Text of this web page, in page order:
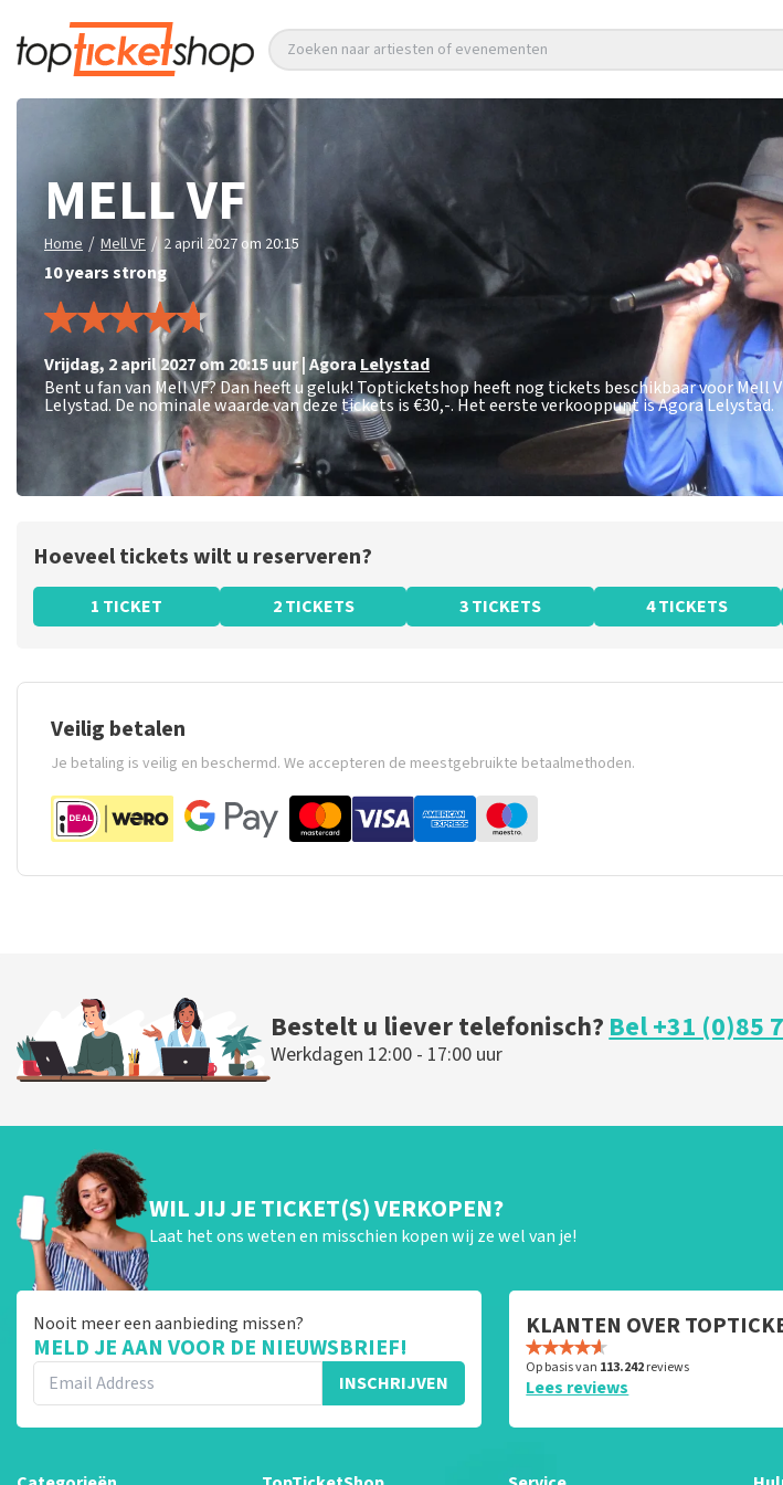
Zoeken naar artiesten of evenementen
MELL VF
Home / Mell VF / 2 april 2027 om 20:15
10 years strong
vrijdag, 2 april 2027 om 20:15uur|Agora Lelystad
Bent u fan van Mell VF? Dan heeft u geluk! Topticketshop heeft nog tickets beschikbaar voor Mell
Lelystad. De nominale waarde van deze tickets is€30,-. Het eerste verkooppunt is Agora Lelystad.
Hoeveel tickets wilt u reserveren?
1 TICKET 2 TICKETS 3 TICKETS 4 TICKETS
Veilig betalen
Je betaling is veilig en beschermd. We accepteren de meestgebruikte betaalmethoden.
Bestelt u liever telefonisch?Bel +31 (0)85
Werkdagen 12:00 - 17:00 uur
WIL JIJ JE TICKET(S) VERKOPEN?
Laat het ons weten en misschien kopen wij ze wel van je!
Nooit meer een aanbieding missen?
MELD JE AAN VOOR DE NIEUWSBRIEF!
INSCHRIJVEN
KLANTEN OVER
Op basis van 113.242reviews
Lees reviews